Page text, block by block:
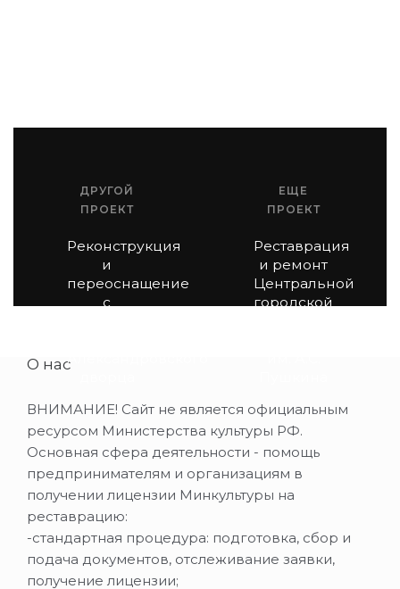
ДРУГОЙ
ПРОЕКТ
Реконструкция
и
переоснащение
с
Александровского
ЕЩЕ
ПРОЕКТ
Реставрация
и ремонт
Центральной
городской
О нас
ВНИМАНИЕ! Сайт не является официальным
ресурсом Министерства культуры РФ.
Основная сфера деятельности - помощь
предпринимателям и организациям в
получении лицензии Минкультуры на
реставрацию:
-стандартная процедура: подготовка, сбор и
подача документов, отслеживание заявки,
получение лицензии;